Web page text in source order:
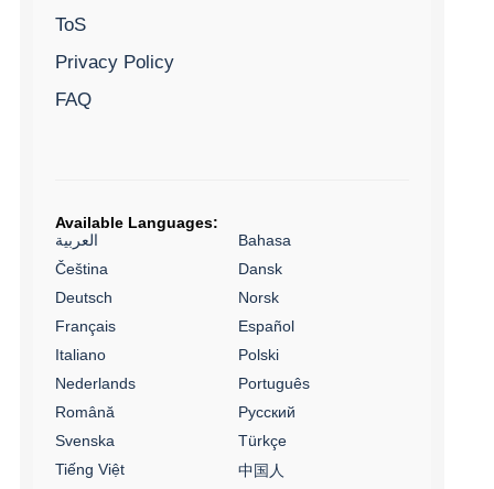
ToS
Privacy Policy
FAQ
Available Languages:
العربية
Bahasa
Čeština
Dansk
Deutsch
Norsk
Français
Español
Italiano
Polski
Nederlands
Português
Română
Русский
Svenska
Türkçe
Tiếng Việt
中国人